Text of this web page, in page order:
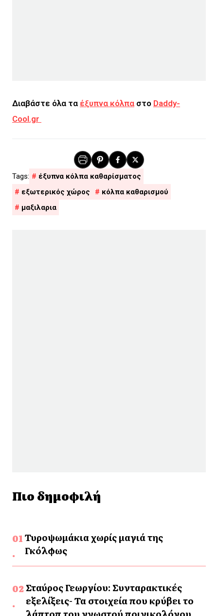
Διαβάστε όλα τα έξυπνα κόλπα στο Daddy-
Cool.gr
έξυπνα κόλπα καθαρίσματος
εξωτερικός χώρος
κόλπα καθαρισμού
μαξιλαρια
Πιο δημοφιλή
Τυροψωμάκια χωρίς μαγιά της
Γκόλφως
Σταύρος Γεωργίου: Συνταρακτικές
εξελίξεις- Τα στοιχεία που κρύβει το